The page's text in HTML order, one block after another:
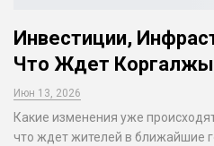
Инвестиции,
Что Ждет
Июн 13, 2026
Какие изменения уже
что ждет жителей в ближайшие